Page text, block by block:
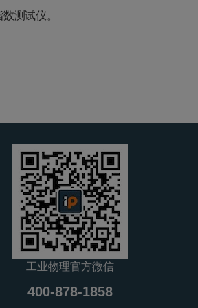
测试仪。
工业物理官方微信
400-878-1858